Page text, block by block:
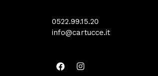
0522.99.15.20
info@cartucce.it